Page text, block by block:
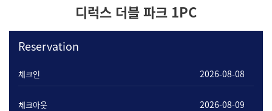
디럭스 더블 파크 1PC
Reservation
체크인
체크아웃